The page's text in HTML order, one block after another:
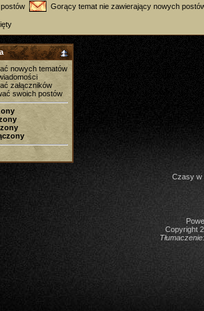
Gorący temat nie zawierający nowych
nowych tematów
załączników
swoich postów
Czasy w
Copyright
Tłumaczenie: